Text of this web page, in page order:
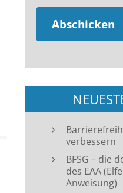
verbessern
BFSG – die
des EAA
Anweisung)